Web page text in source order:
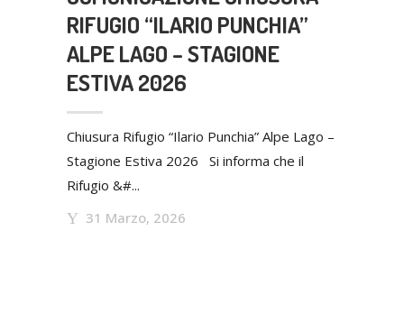
RIFUGIO “ILARIO PUNCHIA”
ALPE LAGO – STAGIONE
ESTIVA 2026
Chiusura Rifugio “Ilario Punchia” Alpe Lago –
Stagione Estiva 2026 Si informa che il
Rifugio &#...
31 Marzo, 2026